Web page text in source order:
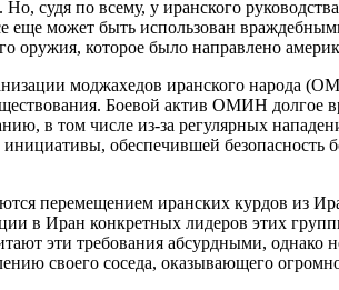
судя по всему, у иранского
может быть использован
оружия, которое было направлено
моджахедов иранского народа
Боевой актив ОМИН долгое
в том числе из-за регулярных
обеспечившей
перемещением иранских курдов из
в Иран конкретных лидеров этих
эти требования абсурдными, однако
своего соседа, оказывающего